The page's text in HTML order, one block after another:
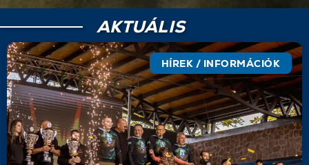
AKTUÁLIS
HÍREK / INFORMÁCIÓK